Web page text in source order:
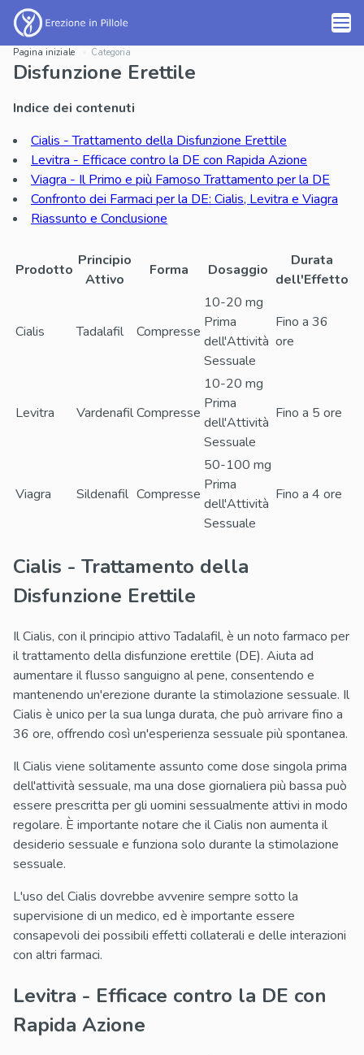
Pagina iniziale Categoria
Disfunzione Erettile
Indice dei contenuti
Cialis - Trattamento della Disfunzione Erettile
Levitra - Efficace contro la DE con Rapida Azione
Viagra - Il Primo e più Famoso Trattamento per la DE
Confronto dei Farmaci per la DE: Cialis, Levitra e Viagra
Riassunto e Conclusione
Prodotto
Principio
Attivo
Forma Dosaggio
Durata
dell'Effetto
Cialis Tadalafil Compresse
10-20 mg
Prima
dell'Attività
Sessuale
Fino a 36
ore
Levitra VardenafilCompresse
10-20 mg
Prima
dell'Attività
Sessuale
Fino a 5 ore
Viagra Sildenafil Compresse
50-100 mg
Prima
dell'Attività
Sessuale
Fino a 4 ore
Cialis - Trattamento della
Disfunzione Erettile
Il Cialis, con il principio attivo Tadalafil, è un noto farmaco per
il trattamento della disfunzione erettile (DE). Aiuta ad
aumentare il flusso sanguigno al pene, consentendo e
mantenendo un'erezione durante la stimolazione sessuale. Il
Cialis è unico per la sua lunga durata, che può arrivare fino a
36 ore, offrendo così un'esperienza sessuale più spontanea.
Il Cialis viene solitamente assunto come dose singola prima
dell'attività sessuale, ma una dose giornaliera più bassa può
essere prescritta per gli uomini sessualmente attivi in modo
regolare. È importante notare che il Cialis non aumenta il
desiderio sessuale e funziona solo durante la stimolazione
sessuale.
L'uso del Cialis dovrebbe avvenire sempre sotto la
supervisione di un medico, ed è importante essere
consapevoli dei possibili effetti collaterali e delle interazioni
con altri farmaci.
Levitra - Efficace contro la DE con
Rapida Azione